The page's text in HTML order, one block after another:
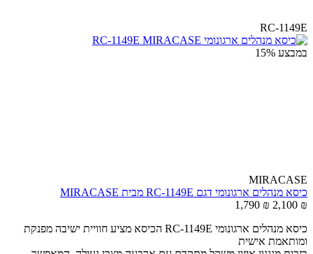
RC-1149E
במבצע 15%
MIRACASE
כיסא מנהלים ארגונומי דגם RC-1149E מבית MIRACASE
2,100 ₪
1,790 ₪
כיסא מנהלים ארגונומי RC-1149E הכיסא מציע חוויית ישיבה מפנקת
ומותאמת אישית